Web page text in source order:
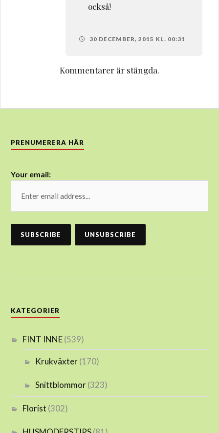
också!
30 DECEMBER, 2015 KL. 00:31
Kommentarer är stängda.
PRENUMERERA HÄR
Your email:
KATEGORIER
FINT INNE(539)
Krukväxter(170)
Snittblommor(323)
Florist (302)